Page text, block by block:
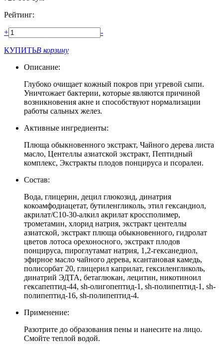
Рейтинг:
+ -
КУПИТЬВ корзину
Описание:
Глубоко очищает кожный покров при угревой сыпи.
Уничтожает бактерии, которые являются причиной
возникновения акне и способствуют нормализации
работы сальных желез.
Активные ингредиенты:
Плюща обыкновенного экстракт, Чайного дерева листа
масло, Центеллы азиатской экстракт, Пептидный
комплекс, Экстракты плодов понцируса и псоралеи.
Состав:
Вода, глицерин, децил глюкозид, динатрия
кокоамфодиацетат, бутиленгликоль, этил гександиол,
акрилат/С10-30-алкил акрилат кроссполимер,
трометамин, хлорид натрия, экстракт центеллы
азиатской, экстракт плюща обыкновенного, гидролат
цветов лотоса орехоносного, экстракт плодов
понцируса, пироглутамат натрия, 1,2-гексанедиол,
эфирное масло чайного дерева, ксантановая камедь,
полисорбат 20, глицерил каприлат, гексиленгликоль,
динатрий ЭДТА, бетаглюкан, лецитин, никотиноил
гексапептид-44, sh-олигопептид-1, sh-полипептид-1, sh-
полипептид-16, sh-полипептид-4.
Применение:
Разотрите до образования пены и нанесите на лицо.
Смойте теплой водой.